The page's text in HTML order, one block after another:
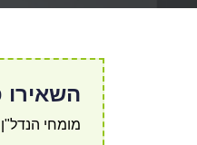
השאירו
מומחי